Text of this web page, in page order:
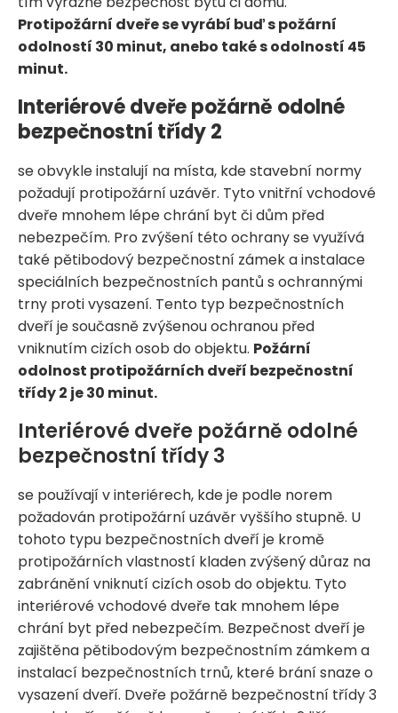
Protipožární dveře se vyrábí buď s požární
odolností 30 minut, anebo také s odolností 45
minut.
Interiérové dveře požárně odolné
bezpečnostní třídy 2
se obvykle instalují na místa, kde stavební normy
požadují protipožární uzávěr. Tyto vnitřní vchodové
dveře mnohem lépe chrání byt či dům před
nebezpečím. Pro zvýšení této ochrany se využívá
také pětibodový bezpečnostní zámek a instalace
speciálních bezpečnostních pantů s ochrannými
trny proti vysazení. Tento typ bezpečnostních
dveří je současně zvýšenou ochranou před
vniknutím cizích osob do objektu. Požární
odolnost protipožárních dveří bezpečnostní
třídy 2 je 30 minut.
Interiérové dveře požárně odolné
bezpečnostní třídy 3
se používají v interiérech, kde je podle norem
požadován protipožární uzávěr vyššího stupně. U
tohoto typu bezpečnostních dveří je kromě
protipožárních vlastností kladen zvýšený důraz na
zabránění vniknutí cizích osob do objektu. Tyto
interiérové vchodové dveře tak mnohem lépe
chrání byt před nebezpečím. Bezpečnost dveří je
zajištěna pětibodovým bezpečnostním zámkem a
instalací bezpečnostních trnů, které brání snaze o
vysazení dveří. Dveře požárně bezpečnostní třídy 3